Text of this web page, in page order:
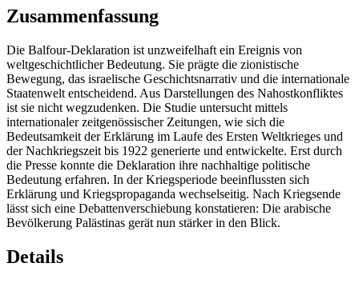
Zusammenfassung
Die Balfour-Deklaration ist unzweifelhaft ein Ereignis von
weltgeschichtlicher Bedeutung. Sie prägte die zionistische
Bewegung, das israelische Geschichtsnarrativ und die internationale
Staatenwelt entscheidend. Aus Darstellungen des Nahostkonfliktes
ist sie nicht wegzudenken. Die Studie untersucht mittels
internationaler zeitgenössischer Zeitungen, wie sich die
Bedeutsamkeit der Erklärung im Laufe des Ersten Weltkrieges und
der Nachkriegszeit bis 1922 generierte und entwickelte. Erst durch
die Presse konnte die Deklaration ihre nachhaltige politische
Bedeutung erfahren. In der Kriegsperiode beeinflussten sich
Erklärung und Kriegspropaganda wechselseitig. Nach Kriegsende
lässt sich eine Debattenverschiebung konstatieren: Die arabische
Bevölkerung Palästinas gerät nun stärker in den Blick.
Details